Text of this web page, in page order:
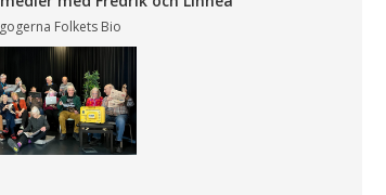
Folkets Bio